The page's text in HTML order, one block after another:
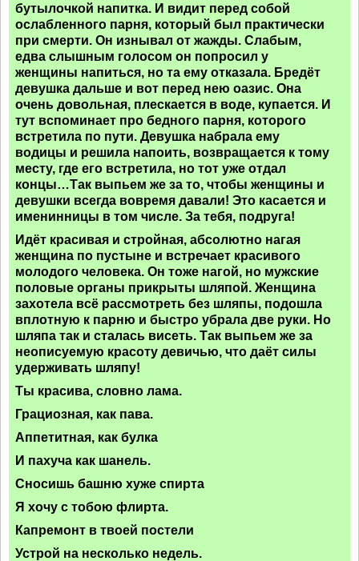
бутылочкой напитка. И видит перед собой
ослабленного парня, который был практически
при смерти. Он изнывал от жажды. Слабым,
едва слышным голосом он попросил у
женщины напиться, но та ему отказала. Бредёт
девушка дальше и вот перед нею оазис. Она
очень довольная, плескается в воде, купается. И
тут вспоминает про бедного парня, которого
встретила по пути. Девушка набрала ему
водицы и решила напоить, возвращается к тому
месту, где его встретила, но тот уже отдал
концы…Так выпьем же за то, чтобы женщины и
девушки всегда вовремя давали! Это касается и
именинницы в том числе. За тебя, подруга!
Идёт красивая и стройная, абсолютно нагая
женщина по пустыне и встречает красивого
молодого человека. Он тоже нагой, но мужские
половые органы прикрыты шляпой. Женщина
захотела всё рассмотреть без шляпы, подошла
вплотную к парню и быстро убрала две руки. Но
шляпа так и сталась висеть. Так выпьем же за
неописуемую красоту девичью, что даёт силы
удерживать шляпу!
Ты красива, словно лама.
Грациозная, как пава.
Аппетитная, как булка
И пахуча как шанель.
Сносишь башню хуже спирта
Я хочу с тобою флирта.
Капремонт в твоей постели
Устрой на несколько недель.